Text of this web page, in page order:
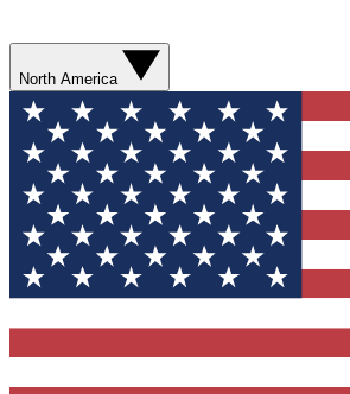
North America